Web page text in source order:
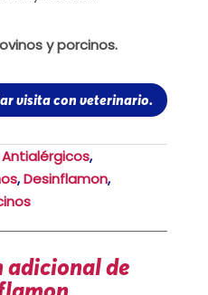
y porcinos.
visita con veterinario.
Antialérgicos,
,Desinflamon,
adicional de